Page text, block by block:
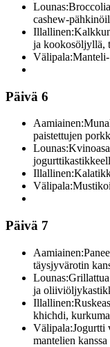
Lounas:
cashew-
Illallinen:
ja kookosöljyllä,
Välipala:
Päivä 6
Aamiainen:
paistettujen
Lounas:
Illallinen:
Välipala:
Päivä 7
Aamiainen:
täysjyvärotin
Lounas:
ja
Illallinen:
khichdi,
Välipala:Jogurtti
mantelien kanssa